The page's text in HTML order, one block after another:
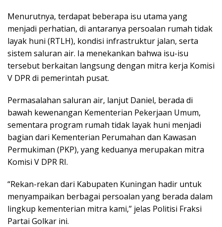
Menurutnya, terdapat beberapa isu utama yang
menjadi perhatian, di antaranya persoalan rumah tidak
layak huni (RTLH), kondisi infrastruktur jalan, serta
sistem saluran air. Ia menekankan bahwa isu-isu
tersebut berkaitan langsung dengan mitra kerja Komisi
V DPR di pemerintah pusat.
Permasalahan saluran air, lanjut Daniel, berada di
bawah kewenangan Kementerian Pekerjaan Umum,
sementara program rumah tidak layak huni menjadi
bagian dari Kementerian Perumahan dan Kawasan
Permukiman (PKP), yang keduanya merupakan mitra
Komisi V DPR RI.
“Rekan-rekan dari Kabupaten Kuningan hadir untuk
menyampaikan berbagai persoalan yang berada dalam
lingkup kementerian mitra kami,” jelas Politisi Fraksi
Partai Golkar ini.